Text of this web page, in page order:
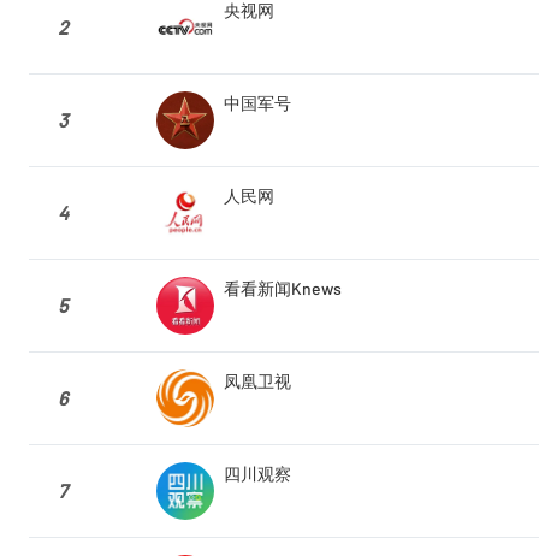
2
央视网
3
中国军号
4
人民网
5
看看新闻Knews
6
凤凰卫视
7
四川观察